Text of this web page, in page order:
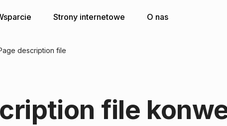
Strony internetowe O nas
description file
file